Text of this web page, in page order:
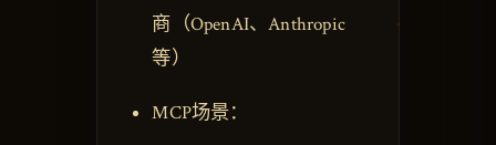
商（OpenAI、Anthropic
等）
MCP场景：